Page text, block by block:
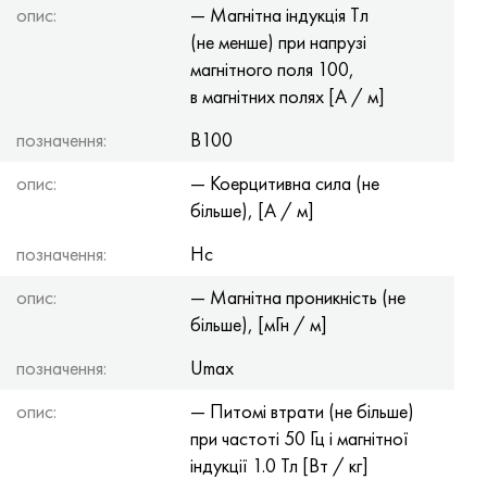
опис:
— Магнітна індукція Tл
(не менше) при напрузі
магнітного поля 100,
в магнітних полях [А / м]
позначення:
B100
опис:
— Коерцитивна сила (не
більше), [А / м]
позначення:
Hc
опис:
— Магнітна проникність (не
більше), [мГн / м]
позначення:
Umax
опис:
— Питомі втрати (не більше)
при частоті 50 Гц і магнітної
індукції 1.0 Тл [Вт / кг]